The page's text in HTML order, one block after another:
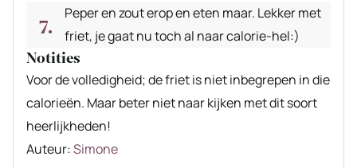
Peper en zout erop en eten maar. Lekker met
friet, je gaat nu toch al naar calorie-hel:)
Notities
Voor de volledigheid; de friet is niet inbegrepen in die
calorieën. Maar beter niet naar kijken met dit soort
heerlijkheden!
Auteur
Auteur:Simone